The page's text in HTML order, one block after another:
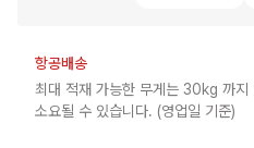
항공배송
최대 적재 가능한 무게는 30kg 까
소요될 수 있습니다. (영업일 기준)